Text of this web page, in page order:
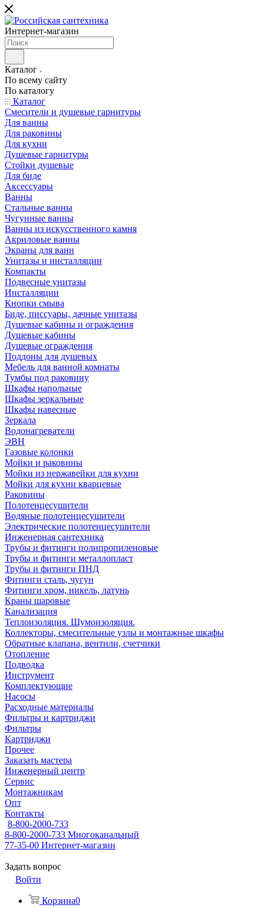
Интернет-магазин
Каталог
По всему сайту
По каталогу
Каталог
Смесители и душевые гарнитуры
Для ванны
Для раковины
Для кухни
Душевые гарнитуры
Стойки душевые
Для биде
Аксессуары
Ванны
Стальные ванны
Чугунные ванны
Ванны из искусственного камня
Акриловые ванны
Экраны для ванн
Унитазы и инсталляции
Компакты
Подвесные унитазы
Инсталляции
Кнопки смыва
Биде, писсуары, дачные унитазы
Душевые кабины и ограждения
Душевые кабины
Душевые ограждения
Поддоны для душевых
Мебель для ванной комнаты
Тумбы под раковину
Шкафы напольные
Шкафы зеркальные
Шкафы навесные
Зеркала
Водонагреватели
ЭВН
Газовые колонки
Мойки и раковины
Мойки из нержавейки для кухни
Мойки для кухни кварцевые
Раковины
Полотенцесушители
Водяные полотенцесушители
Электрические полотенцесушители
Инженерная сантехника
Трубы и фитинги полипропиленовые
Трубы и фитинги металлопласт
Трубы и фитинги ПНД
Фитинги сталь, чугун
Фитинги хром, никель, латунь
Краны шаровые
Канализация
Теплоизоляция. Шумоизоляция.
Коллекторы, смесительные узлы и монтажные шкафы
Обратные клапана, вентили, счетчики
Отопление
Подводка
Инструмент
Комплектующие
Насосы
Расходные материалы
Фильтры и картриджи
Фильтры
Картриджи
Прочее
Заказать мастера
Инженерный центр
Сервис
Монтажникам
Опт
Контакты
8-800-2000-733
8-800-2000-733 Многоканальный
77-35-00 Интернет-магазин
Задать вопрос
Войти
Корзина0